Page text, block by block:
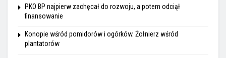
PKO BP najpierw zachęcał do rozwoju, a potem odciął
finansowanie
Konopie wśród pomidorów i ogórków. Żołnierz wśród
plantatorów